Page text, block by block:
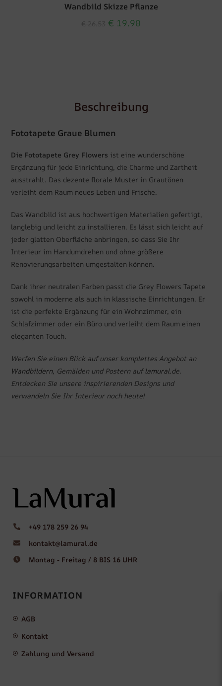
Wandbild Skizze Pflanze
€ 19.90
Beschreibung
Fototapete Graue Blumen
Die Fototapete Grey Flowers ist eine wunderschöne
Ergänzung für jede Einrichtung, die Charme und Zartheit
ausstrahlt. Das dezente florale Muster in Grautönen
verleiht dem Raum neues Leben und Frische.
Das Wandbild ist aus hochwertigen Materialien gefertigt,
langlebig und leicht zu installieren. Es lässt sich leicht auf
jeder glatten Oberfläche anbringen, so dass Sie Ihr
Interieur im Handumdrehen und ohne größere
Renovierungsarbeiten umgestalten können.
Dank ihrer neutralen Farben passt die Grey Flowers Tapete
sowohl in moderne als auch in klassische Einrichtungen. Er
ist die perfekte Ergänzung für ein Wohnzimmer, ein
Schlafzimmer oder ein Büro und verleiht dem Raum einen
eleganten Touch.
Werfen Sie einen Blick auf unser komplettes Angebot an
Wandbildern, Gemälden und Postern auflamural.de.
Entdecken Sie unsere inspirierenden Designs und
verwandeln Sie Ihr Interieur noch heute!
+49 178 259 26 94
kontakt@lamural.de
Montag - Freitag / 8 BIS 16 UHR
INFORMATION
AGB
Kontakt
Zahlung und Versand